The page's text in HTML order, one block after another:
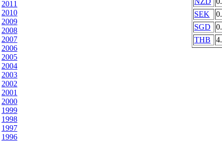
2011
2010
2009
2008
2007
2006
2005
2004
2003
2002
2001
2000
1999
1998
1997
1996
SEK
SGD
THB